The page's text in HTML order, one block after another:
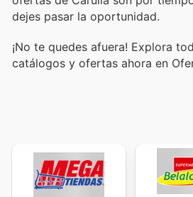
dejes pasar la oportunidad.
¡No te quedes afuera! Explora
catálogos y ofertas ahora en